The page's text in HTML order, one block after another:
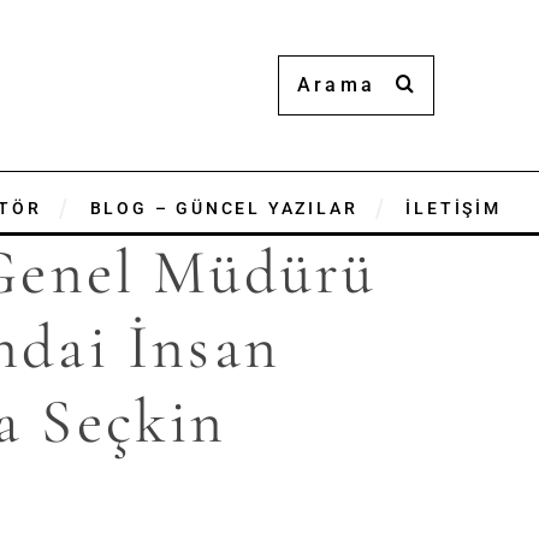
BLOG – GÜNCEL YAZILAR İLETİŞİM
Müdürü
İnsan
Seçkin